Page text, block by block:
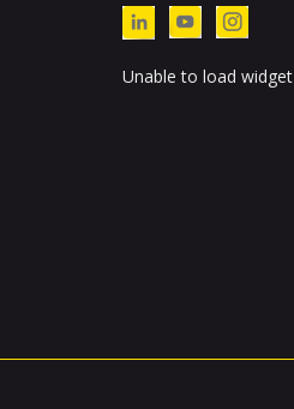
Unable to load widget